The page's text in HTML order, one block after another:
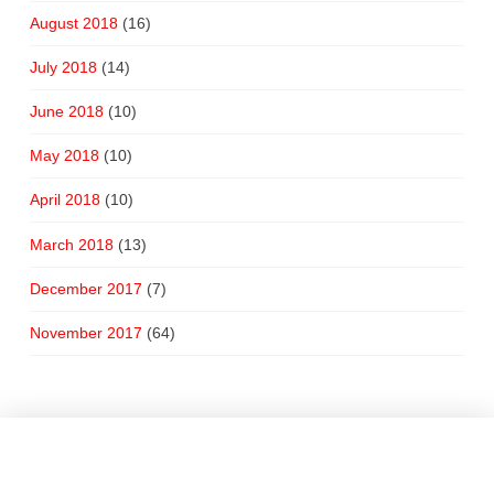
August 2018(16)
July 2018(14)
June 2018(10)
May 2018(10)
April 2018(10)
March 2018(13)
December 2017 (7)
November 2017 (64)